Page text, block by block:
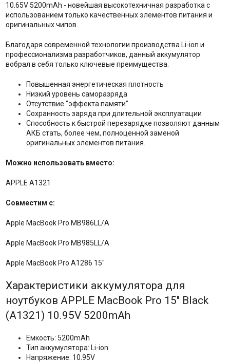
10.65V 5200mAh - новейшая высокотехничная разработка с
использованием только качественных элементов питания и
оригинальных чипов.
Благодаря современной технологии производства Li-ion и
профессионализма разработчиков, данный аккумулятор
вобрал в себя только ключевые преимущества:
Повышенная энергетическая плотность
Низкий уровень саморазряда
Отсутствие "эффекта памяти"
Сохранность заряда при длительной эксплуатации
Способность к быстрой перезарядке позволяют данным
АКБ стать, более чем, полноценной заменой
оригинальных элементов питания.
Можно использовать вместо:
APPLE A1321
Совместим с:
Apple MacBook Pro MB986LL/A
Apple MacBook Pro MB985LL/A
Apple MacBook Pro A1286 15"
Характеристики аккумулятора для
ноутбуков APPLE MacBook Pro 15" Black
(A1321) 10.95V 5200mAh
Емкость: 5200mAh
Тип аккумулятора: Li-ion
Напряжение: 10.95V